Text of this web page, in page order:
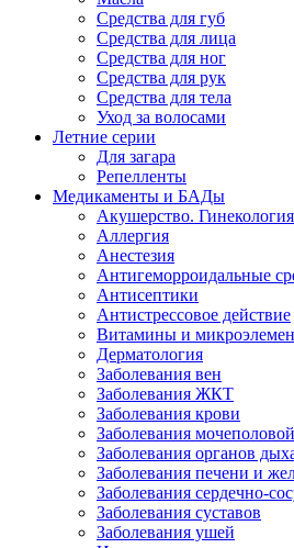
Средства для губ
Средства для лица
Средства для ног
Средства для рук
Средства для тела
Уход за волосами
Летние серии
Для загара
Репелленты
Медикаменты и БАДы
Акушерство. Гинекология
Аллергия
Анестезия
Антигеморроидальные
Антисептики
Антистрессовое действие
Витамины и
Дерматология
Заболевания вен
Заболевания ЖКТ
Заболевания крови
Заболевания
Заболевания органов
Заболевания печени и
Заболевания сердечно-
Заболевания суставов
Заболевания ушей